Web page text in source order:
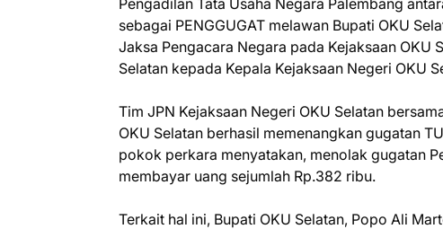
sebagai PENGGUGAT melawan Bupati OKU
Jaksa Pengacara Negara pada Kejaksaan OKU
Selatan kepada Kepala Kejaksaan Negeri OKU
Tim JPN Kejaksaan Negeri OKU Selatan
OKU Selatan berhasil memenangkan gugatan
pokok perkara menyatakan, menolak gugatan
membayar uang sejumlah Rp.382 ribu.
Terkait hal ini, Bupati OKU Selatan, Popo Ali